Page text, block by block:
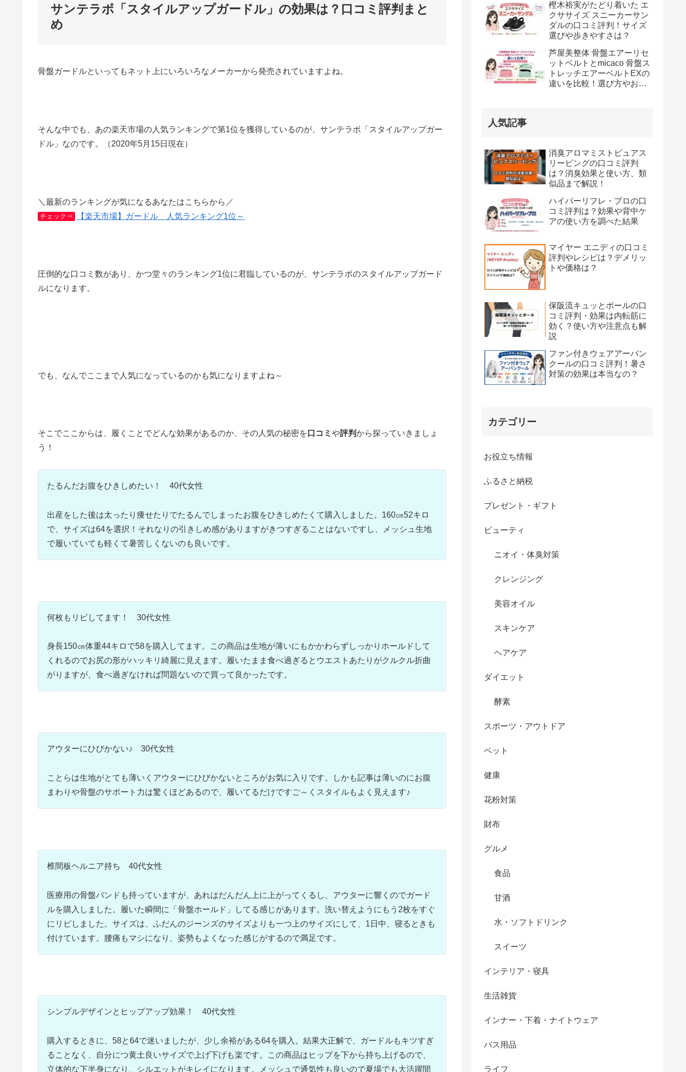
サンテラボ「スタイルアップガードル」の効果は？口コミ評判まと
め
骨盤ガードルといってもネット上にいろいろなメーカーから発売されていますよね。
そんな中でも、あの楽天市場の人気ランキングで第1位を獲得しているのが、サンテラボ「スタイルアップガー
ドル」なのです。（2020年5月15日現在）
＼最新のランキングが気になるあなたはこちらから／
チェック⇒ 【楽天市場】ガードル 人気ランキング1位～
圧倒的な口コミ数があり、かつ堂々のランキング1位に君臨しているのが、サンテラボのスタイルアップガード
ルになります。
でも、なんでここまで人気になっているのかも気になりますよね～
そこでここからは、履くことでどんな効果があるのか、その人気の秘密を 口コミ や評判から探っていきましょ
う！
たるんだお腹をひきしめたい！ 40代女性
出産をした後は太ったり痩せたりでたるんでしまったお腹をひきしめたくて購入しました。160㎝52キロ
で、サイズは64を選択！それなりの引きしめ感がありますがきつすぎることはないですし、メッシュ生地
で履いていても軽くて暑苦しくないのも良いです。
何枚もリピしてます！ 30代女性
身長150㎝体重44キロで58を購入してます。この商品は生地が薄いにもかかわらずしっかりホールドして
くれるのでお尻の形がハッキリ綺麗に見えます。履いたまま食べ過ぎるとウエストあたりがクルクル折曲
がりますが、食べ過ぎなければ問題ないので買って良かったです。
アウターにひびかない♪ 30代女性
ことらは生地がとても薄いくアウターにひびかないところがお気に入りです。しかも記事は薄いのにお腹
まわりや骨盤のサポート力は驚くほどあるので、履いてるだけですご～くスタイルもよく見えます♪
椎間板ヘルニア持ち 40代女性
医療用の骨盤バンドも持っていますが、あれはだんだん上に上がってくるし、アウターに響くのでガード
ルを購入しました。履いた瞬間に「骨盤ホールド」してる感じがあります。洗い替えようにもう2枚をすぐ
にリピしました。サイズは、ふだんのジーンズのサイズよりも一つ上のサイズにして、1日中、寝るときも
付けています。腰痛もマシになり、姿勢もよくなった感じがするので満足です。
シンプルデザインとヒップアップ効果！ 40代女性
購入するときに、58と64で迷いましたが、少し余裕がある64を購入。結果大正解で、ガードルもキツすぎ
ることなく、自分につ黄土良いサイズで上げ下げも楽です。この商品はヒップを下から持ち上げるので、
立体的な下半身になり、シルエットがキレイになります。メッシュで通気性も良いので夏場でも大活躍間
樫木裕実がたどり着いた エ
クササイズ スニーカーサン
ダルの口コミ評判！サイズ
選びや歩きやすさは？
芦屋美整体 骨盤エアーリセ
ットベルトとmicaco 骨盤ス
トレッチエアーベルトEXの
違いを比較！選び方やおす
人気記事
消臭アロマミストピュアス
リーピングの口コミ評判
は？消臭効果と使い方、類
似品まで解説！
ハイパーリフレ・プロの口
コミ評判は？効果や背中ケ
アの使い方を調べた結果
マイヤー エニディの口コミ
評判やレシピは？デメリッ
トや価格は？
保阪流キュッとボールの口
コミ評判・効果は内転筋に
効く？使い方や注意点も解
説
ファン付きウェアアーバン
クールの口コミ評判！暑さ
対策の効果は本当なの？
カテゴリー
お役立ち情報
ふるさと納税
プレゼント・ギフト
ビューティ
ニオイ・体臭対策
クレンジング
美容オイル
スキンケア
ヘアケア
ダイエット
酵素
スポーツ・アウトドア
ペット
健康
花粉対策
財布
グルメ
食品
甘酒
水・ソフトドリンク
スイーツ
インテリア・寝具
生活雑貨
インナー・下着・ナイトウェア
バス用品
ライフ